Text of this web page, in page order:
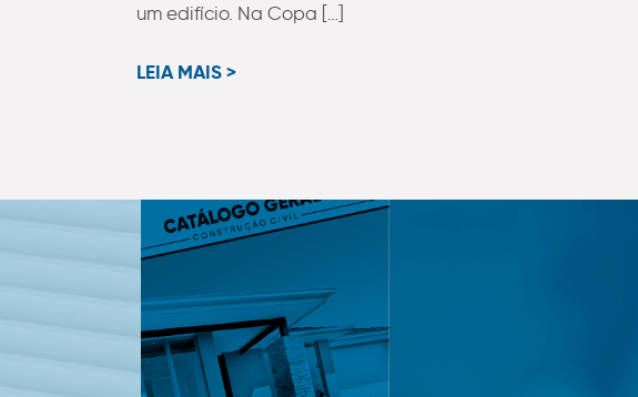
um edifício. Na Copa […]
LEIA MAIS >